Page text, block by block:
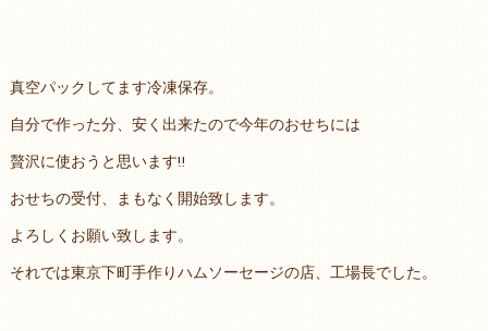
真空パックしてます冷凍保存。
自分で作った分、安く出来たので今年のおせちには
贅沢に使おうと思います‼️
おせちの受付、まもなく開始致します。
よろしくお願い致します。
それでは東京下町手作りハムソーセージの店、工場長でした。